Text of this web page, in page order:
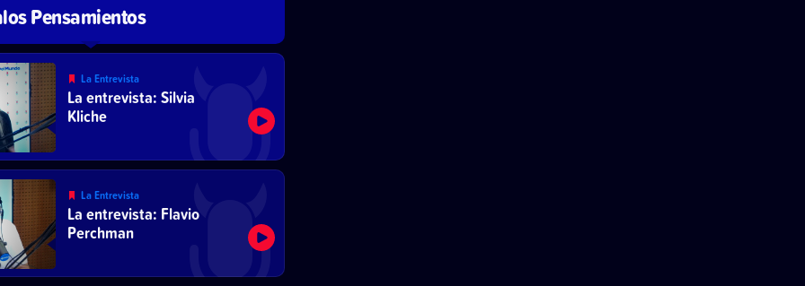
Pensamientos
La Entrevista
La entrevista: Silvia
Kliche
La Entrevista
La entrevista: Flavio
Perchman